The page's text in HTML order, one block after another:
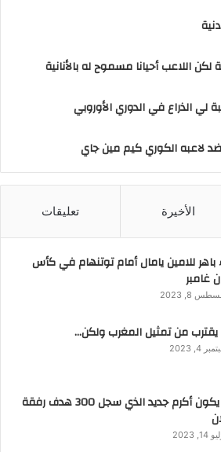
اللاعب أحيانا مسموح له بالأنانية
الذراع في الدوري الأوروبي
ضد لاعبه الكوري كيم مين جاي
الأخيرة تعليقات
باهر للامين يامال أمام توتنهام في كأس
غامبر
8, 2023
يقترب من تمثيل المغرب ولكن…
4, 2023
من يكون أكرم جديد الذي سجل 300 هدف رفقة
2023